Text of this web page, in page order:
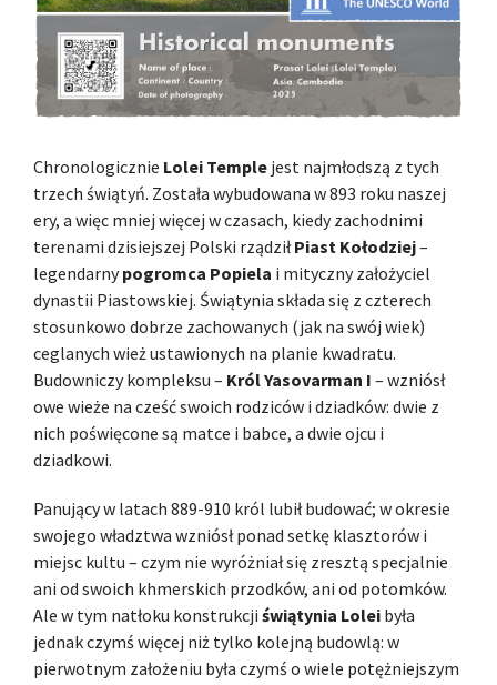
Chronologicznie Lolei Temple jest najmłodszą z tych
trzech świątyń. Została wybudowana w 893 roku naszej
ery, a więc mniej więcej w czasach, kiedy zachodnimi
terenami dzisiejszej Polski rządziłPiast Kołodziej–
legendarnypogromca Popiela i mityczny założyciel
dynastii Piastowskiej. Świątynia składa się z czterech
stosunkowo dobrze zachowanych (jak na swój wiek)
ceglanych wież ustawionych na planie kwadratu.
Budowniczy kompleksu – Król Yasovarman I – wzniósł
owe wieże na cześć swoich rodziców i dziadków: dwie z
nich poświęcone są matce i babce, a dwie ojcu i
dziadkowi.
Panujący w latach 889-910 król lubił budować; w okresie
swojego władztwa wzniósł ponad setkę klasztorów i
miejsc kultu – czym nie wyróżniał się zresztą specjalnie
ani od swoich khmerskich przodków, ani od potomków.
Ale w tym natłoku konstrukcji świątynia Lolei była
jednak czymś więcej niż tylko kolejną budowlą: w
pierwotnym założeniu była czymś o wiele potężniejszym